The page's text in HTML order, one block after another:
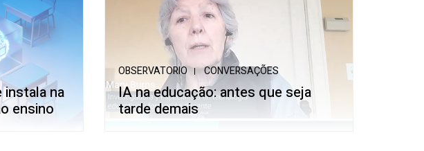
na
ensino
OBSERVATORIO CONVERSAÇÕES
IA na educação: antes que seja
tarde demais